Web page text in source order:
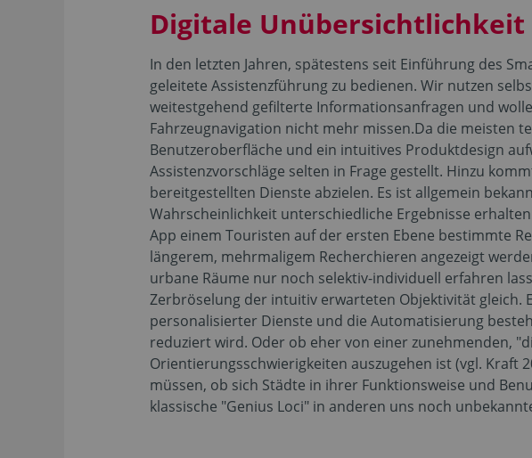
Digitale Unübersichtlichkeit
In den letzten Jahren, spätestens seit Einführung des
geleitete Assistenzführung zu bedienen. Wir nutzen
weitestgehend gefilterte Informationsanfragen und
Fahrzeugnavigation nicht mehr missen.Da die meisten
Benutzeroberfläche und ein intuitives Produktdesign
Assistenzvorschläge selten in Frage gestellt. Hinzu
bereitgestellten Dienste abzielen. Es ist allgemein
Wahrscheinlichkeit unterschiedliche Ergebnisse
App einem Touristen auf der ersten Ebene bestimmte
längerem, mehrmaligem Recherchieren angezeigt
urbane Räume nur noch selektiv-individuell erfahren
Zerbröselung der intuitiv erwarteten Objektivität gleich.
personalisierter Dienste und die Automatisierung
reduziert wird. Oder ob eher von einer zunehmenden,
Orientierungsschwierigkeiten auszugehen ist (vgl. Kraft
müssen, ob sich Städte in ihrer Funktionsweise und
klassische "Genius Loci" in anderen uns noch